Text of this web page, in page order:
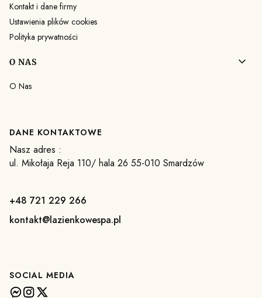
Kontakt i dane firmy
Ustawienia plików cookies
Polityka prywatności
O NAS
O Nas
DANE KONTAKTOWE
Nasz adres :
ul. Mikołaja Reja 110/ hala 26 55-010 Smardzów
+48 721 229 266
kontakt@lazienkowespa.pl
SOCIAL MEDIA